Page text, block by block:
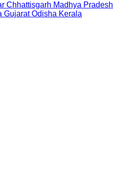
Chhattisgarh Madhya Pradesh
Gujarat Odisha Kerala